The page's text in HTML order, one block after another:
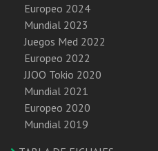
Europeo 2024
Mundial 2023
Juegos Med 2022
Europeo 2022
JJOO Tokio 2020
Mundial 2021
Europeo 2020
Mundial 2019